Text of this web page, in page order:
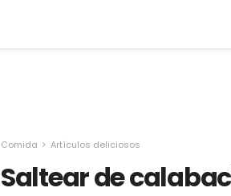
Comida Artículos deliciosos
Saltear de